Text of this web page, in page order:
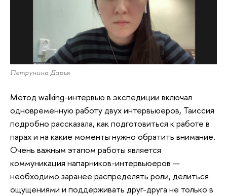
Петрунина Дарья
Метод walking-интервью в экспедиции включал
одновременную работу двух интервьюеров, Таиссия
подробно рассказала, как подготовиться к работе в
парах и на какие моменты нужно обратить внимание.
Очень важным этапом работы является
коммуникация напарников-интервьюеров —
необходимо заранее распределять роли, делиться
ощущениями и поддерживать друг-друга не только в